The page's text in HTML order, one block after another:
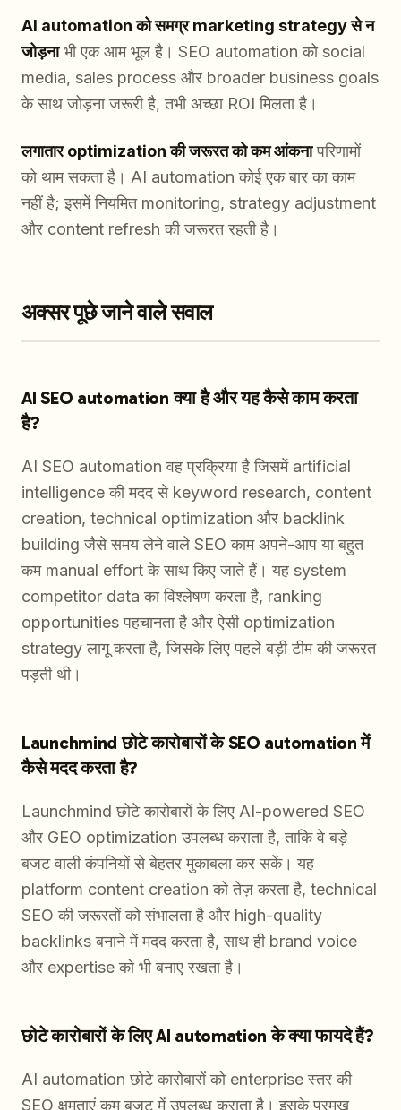
AI automation को समग्र marketing strategy से न
जोड़नाभी एक आम भूल है। SEO automation को social
media, sales process और broader business goals
के साथ जोड़ना जरूरी है, तभी अच्छा ROI मिलता है।
लगातार optimization की जरूरत को कम आंकनापरिणामों
को थाम सकता है। AI automation कोई एक बार का काम
नहीं है; इसमें नियमित monitoring, strategy adjustment
और content refresh की जरूरत रहती है।
अक्सर पूछे जाने वाले सवाल
AI SEO automation क्या है और यह कैसे काम करता
है?
AI SEO automation वह प्रक्रिया है जिसमें artificial
intelligence की मदद से keyword research, content
creation, technical optimization और backlink
building जैसे समय लेने वाले SEO काम अपने-आप या बहुत
कम manual effort के साथ किए जाते हैं। यह system
competitor data का विश्लेषण करता है, ranking
opportunities पहचानता है और ऐसी optimization
strategy लागू करता है, जिसके लिए पहले बड़ी टीम की जरूरत
पड़ती थी।
Launchmind छोटे कारोबारों के SEO automation में
कैसे मदद करता है?
Launchmind छोटे कारोबारों के लिए AI-powered SEO
और GEO optimization उपलब्ध कराता है, ताकि वे बड़े
बजट वाली कंपनियों से बेहतर मुकाबला कर सकें। यह
platform content creation को तेज़ करता है, technical
SEO की जरूरतों को संभालता है और high-quality
backlinks बनाने में मदद करता है, साथ ही brand voice
और expertise को भी बनाए रखता है।
छोटे कारोबारों के लिए AI automation के क्या फायदे हैं?
AI automation छोटे कारोबारों को enterprise स्तर की
SEO क्षमताएं कम बजट में उपलब्ध कराता है। इसके प्रमुख